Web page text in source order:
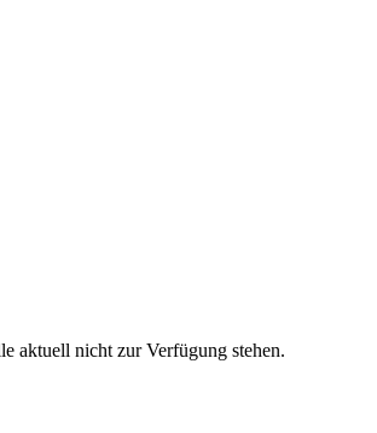
aktuell nicht zur Verfügung stehen.